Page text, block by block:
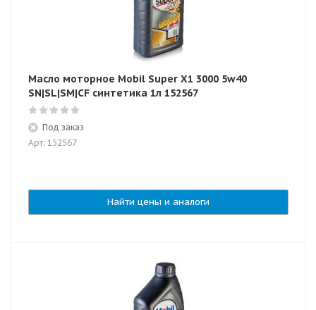
Масло моторное Mobil Super X1 3000 5w40
SN|SL|SM|CF синтетика 1л 152567
Под заказ
Арт: 152567
Найти цены и аналоги